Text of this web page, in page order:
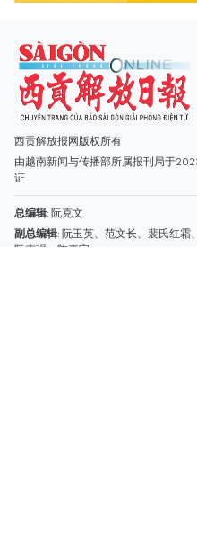
副总编辑: 阮玉英、范文长、裴氏红霜
阮克强、陈嘉宝
主编: 阮玉英
社址: 胡志明市棋盘坊阮氏明开街432-
总台: (028) 39294091 - 转 060
热线: 096.558.1888
编辑部: (028) 39294092 - 转 060
电子信箱
广告部
(028) 38334185